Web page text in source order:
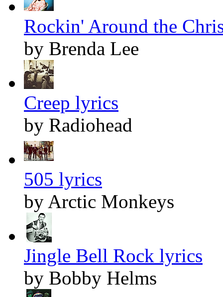
Rockin' Around the
by Brenda Lee
Creep lyrics
by Radiohead
505 lyrics
by Arctic Monkeys
Jingle Bell Rock lyrics
by Bobby Helms